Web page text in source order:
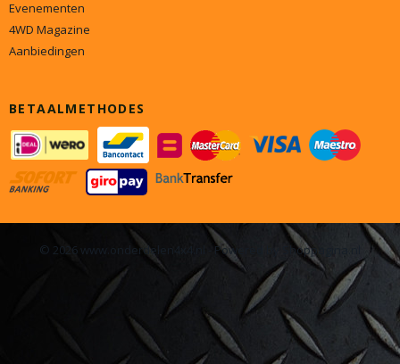
Evenementen
4WD Magazine
Aanbiedingen
BETAALMETHODES
© 2026 www.onderdelen4x4.nl - Powered by Shoppagina.nl